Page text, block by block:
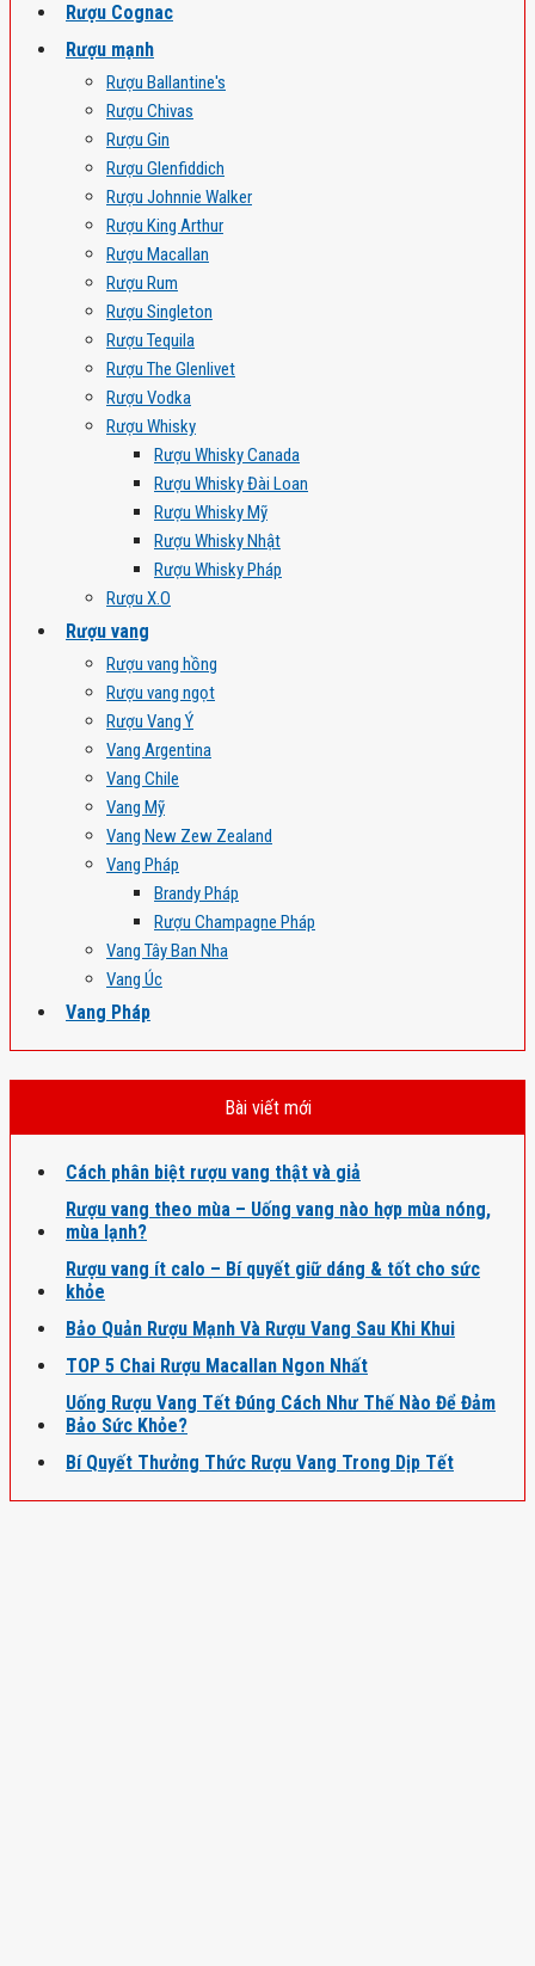
Rượu Cognac
Rượu mạnh
Rượu Ballantine's
Rượu Chivas
Rượu Gin
Rượu Glenfiddich
Rượu Johnnie Walker
Rượu King Arthur
Rượu Macallan
Rượu Rum
Rượu Singleton
Rượu Tequila
Rượu The Glenlivet
Rượu Vodka
Rượu Whisky
Rượu Whisky Canada
Rượu Whisky Đài Loan
Rượu Whisky Mỹ
Rượu Whisky Nhật
Rượu Whisky Pháp
Rượu X.O
Rượu vang
Rượu vang hồng
Rượu vang ngọt
Rượu Vang Ý
Vang Argentina
Vang Chile
Vang Mỹ
Vang New Zew Zealand
Vang Pháp
Brandy Pháp
Rượu Champagne Pháp
Vang Tây Ban Nha
Vang Úc
Vang Pháp
Bài viết mới
Cách phân biệt rượu vang thật và giả
Rượu vang theo mùa – Uống vang nào hợp mùa nóng,
mùa lạnh?
Rượu vang ít calo – Bí quyết giữ dáng & tốt cho sức
khỏe
Bảo Quản Rượu Mạnh Và Rượu Vang Sau Khi Khui
TOP 5 Chai Rượu Macallan Ngon Nhất
Uống Rượu Vang Tết Đúng Cách Như Thế Nào Để Đảm
Bảo Sức Khỏe?
Bí Quyết Thưởng Thức Rượu Vang Trong Dịp Tết